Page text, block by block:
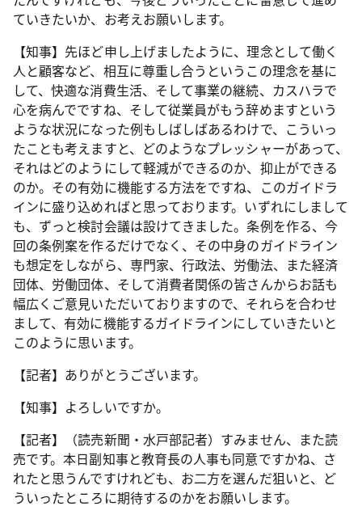
ていきたいか、お考えお願いします。
【知事】先ほど申し上げましたように、理念として働く
人と顧客など、相互に尊重し合うというこの理念を基に
して、快適な消費生活、そして事業の継続、カスハラで
心を病んでですね、そして従業員がもう辞めますという
ような状況になった例もしばしばあるわけで、こういっ
たことも考えますと、どのようなプレッシャーがあって、
それはどのようにして軽減ができるのか、抑止ができる
のか。その有効に機能する方法をですね、このガイドラ
インに盛り込めればと思っております。いずれにしまして
も、ずっと検討会議は設けてきました。条例を作る、今
回の条例案を作るだけでなく、その中身のガイドライン
も想定をしながら、専門家、行政法、労働法、また経済
団体、労働団体、そして消費者関係の皆さんからお話も
幅広くご意見いただいておりますので、それらを合わせ
まして、有効に機能するガイドラインにしていきたいと
このように思います。
【記者】ありがとうございます。
【知事】よろしいですか。
【記者】（読売新聞・水戸部記者）すみません、また読
売です。本日副知事と教育長の人事も同意ですかね、さ
れたと思うんですけれども、お二方を選んだ狙いと、ど
ういったところに期待するのかをお願いします。